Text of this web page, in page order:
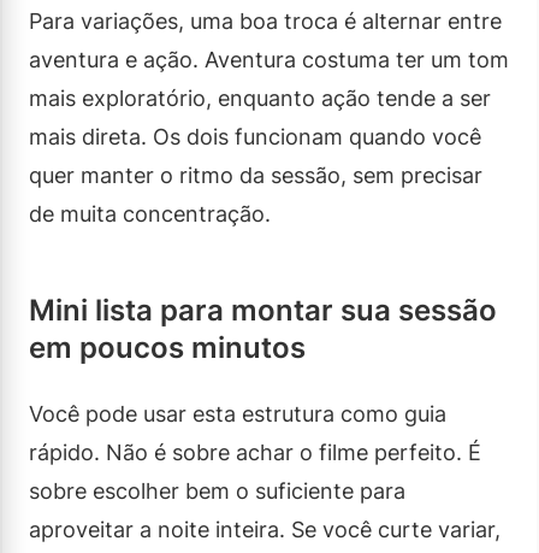
Para variações, uma boa troca é alternar entre
aventura e ação. Aventura costuma ter um tom
mais exploratório, enquanto ação tende a ser
mais direta. Os dois funcionam quando você
quer manter o ritmo da sessão, sem precisar
de muita concentração.
Mini lista para montar sua sessão
em poucos minutos
Você pode usar esta estrutura como guia
rápido. Não é sobre achar o filme perfeito. É
sobre escolher bem o suficiente para
aproveitar a noite inteira. Se você curte variar,